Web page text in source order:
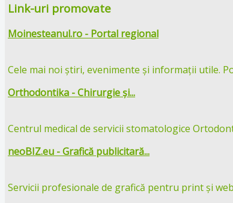
Link-uri promovate
Moinesteanul.ro - Portal regional
Cele mai noi știri, evenimente și informații utile.
Orthodontika - Chirurgie și...
Centrul medical de servicii stomatologice
neoBIZ.eu - Grafică publicitară...
Servicii profesionale de grafică pentru print și